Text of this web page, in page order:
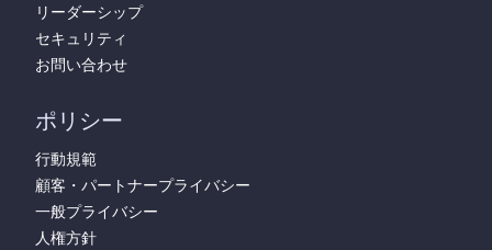
リーダーシップ
セキュリティ
お問い合わせ
ポリシー
行動規範
顧客・パートナープライバシー
一般プライバシー
人権方針